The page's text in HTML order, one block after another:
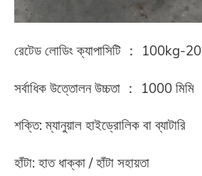
রেটেড লোডিং ক্যাপাসিটি ： 100kg-
সর্বাধিক উত্তোলন উচ্চতা ： 1000 মিমি
শক্তি: ম্যানুয়াল হাইড্রোলিক বা ব্যাটারি
হাঁটা: হাত ধাক্কা / হাঁটা সহায়তা